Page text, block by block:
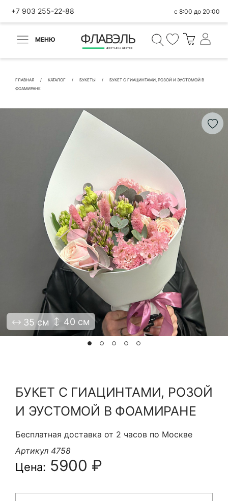
+7 903 255-22-88 с 8:00 до 20:00
МЕНЮ
ГЛАВНАЯ КАТАЛОГ БУКЕТЫ
БУКЕТ C ГИАЦИНТАМИ, РОЗОЙ И ЭУСТОМОЙ В
ФОАМИРАНЕ
35 см 40 см
БУКЕТ C ГИАЦИНТАМИ, РОЗОЙ
И ЭУСТОМОЙ В ФОАМИРАНЕ
Бесплатная доставка от 2 часов по Москве
Артикул 4758
Цена: 5900 ₽
ВЕРНУТЬСЯ
Быстрая покупка
КОНТАКТНЫЕ ДАННЫЕ
БЫСТРАЯ ПОКУПКА
Я принимаю Политику конфиденциальности и
Правила использования сайта ФЛАВЭЛЬ. Мы не
продаем ваши данные и храним их в безопасности